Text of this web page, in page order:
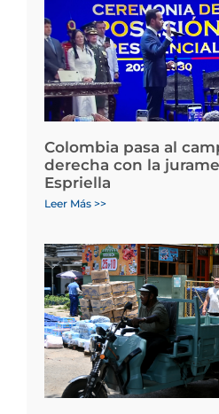
Colombia pasa al
derecha con la
Espriella
Leer Más >>